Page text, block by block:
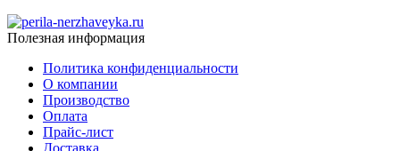
Полезная информация
Политика конфиденциальности
О компании
Производство
Оплата
Прайс-лист
Доставка